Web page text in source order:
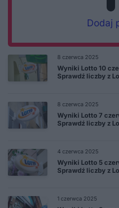
8 czerwca 2025
Wyniki Lotto 10
Sprawdź liczby z
8 czerwca 2025
Wyniki Lotto 7
Sprawdź liczby z
4 czerwca 2025
Wyniki Lotto 5
Sprawdź liczby z
1 czerwca 2025
Dodaj